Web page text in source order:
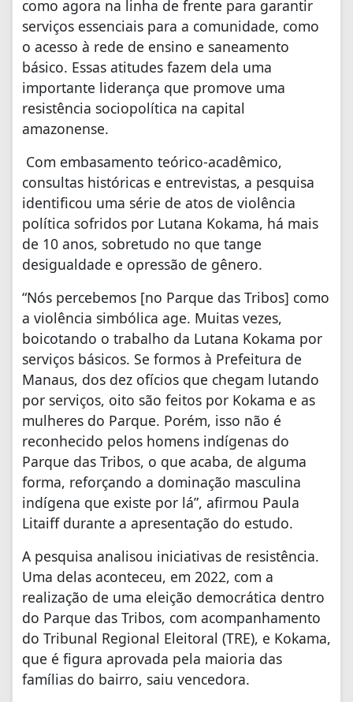
como agora na linha de frente para garantir
serviços essenciais para a comunidade, como
o acesso à rede de ensino e saneamento
básico. Essas atitudes fazem dela uma
importante liderança que promove uma
resistência sociopolítica na capital
amazonense.
Com embasamento teórico-acadêmico,
consultas históricas e entrevistas, a pesquisa
identificou uma série de atos de violência
política sofridos por Lutana Kokama, há mais
de 10 anos, sobretudo no que tange
desigualdade e opressão de gênero.
“Nós percebemos [no Parque das Tribos] como
a violência simbólica age. Muitas vezes,
boicotando o trabalho da Lutana Kokama por
serviços básicos. Se formos à Prefeitura de
Manaus, dos dez ofícios que chegam lutando
por serviços, oito são feitos por Kokama e as
mulheres do Parque. Porém, isso não é
reconhecido pelos homens indígenas do
Parque das Tribos, o que acaba, de alguma
forma, reforçando a dominação masculina
indígena que existe por lá”, afirmou Paula
Litaiff durante a apresentação do estudo.
A pesquisa analisou iniciativas de resistência.
Uma delas aconteceu, em 2022, com a
realização de uma eleição democrática dentro
do Parque das Tribos, com acompanhamento
do Tribunal Regional Eleitoral (TRE), e Kokama,
que é figura aprovada pela maioria das
famílias do bairro, saiu vencedora.